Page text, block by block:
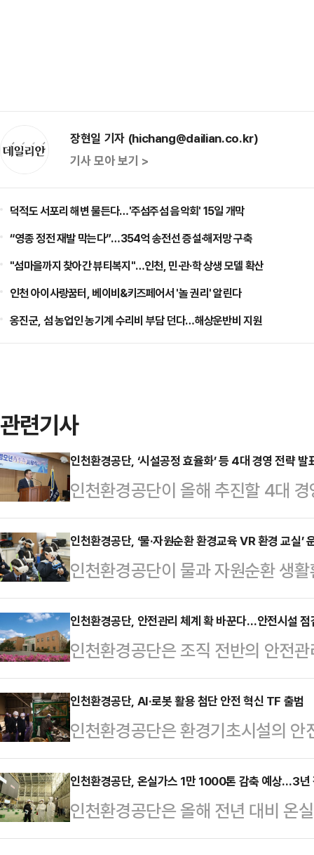
장현일 기자 (hichang@dailian.co.kr)
기사 모아 보기 >
덕적도 서포리 해변 물든다…'주섬주섬 음악회' 15일 개막
“영종 정전 재발 막는다”…354억 송전선 증설·해저망 구축
"섬마을까지 찾아간 뷰티복지"…인천, 민·관·학 상생 모델 확산
인천 아이사랑꿈터, 베이비&키즈페어서 '놀 권리' 알린다
옹진군, 섬 농업인 농기계 수리비 부담 던다…해상운반비 지원
관련기사
인천환경공단, ‘시설공정 효율화’ 등 4대 경영 전략
인천환경공단이 올해 추진할 4대
천환경공단은 김성훈 이사장이 최
롯해 안전사고 ZERO, 경영시스템
을 제시하고 구체적인 로드맵을 직
은 우선 ‘시설 공정 효율화’는 올해
‘직매립 금지 비상대응반’을 운영,
물의 성상 분석을 강화해 자원 재활
재이용률 향상과 약품…
인천환경공단, ‘물·자원순환 환경교육 VR 환경 교실’
인천환경공단이 물과 자원순환 생
경교육 VR(가상현실) 환경 교실’
은 인천테크노파크가 주관한 2025
서 ‘물·자원 순환 VR 환경교육 콘
다.사업비는 총 1억 2000만 원으
을 반영한 고품질 교육 콘텐츠 개발
시민들이 직접 접근하기 어렵거나
상현실 기술로 완벽…
인천환경공단, 안전관리 체계 확 바꾼다…안전시설 점
인천환경공단은 조직 전반의 안전
다고 26일 밝혔다.지난 7월 맨홀
월 하수처리장 기계실 청소 작업 중
손으로 추락해 사망한 사고 등이 더
책이다.공단은 두 사고의 구조적 취
분석을 실시하고 안전난간 설치, 발
표지판, 이사장과 본부장을 중심으
실시 등 특단의 대책…
인천환경공단, AI·로봇 활용 첨단 안전 혁신 TF 출범
인천환경공단은 환경기초시설의 안
전 기술 혁신 TF’ 를 운영한다고 16
이 위험을 떠안는 구조’ 를 첨단기
사각지대를 없애는 구조로 전환한
‘ASET(Advanced Safety
인천환경공단, 온실가스 1만 1000톤 감축 예상…3
인천환경공단은 올해 전년 대비 온
된다고 8일 밝혔다.공단은 최근